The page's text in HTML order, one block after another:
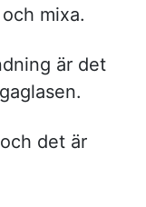
mixa.
är det
det är